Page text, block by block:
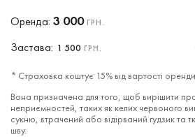
Оренда: 3 000ГРН.
Застава: 1 500 ГРН.
* Страховка коштує 15% від вартості
Вона призначена для того, щоб вирішити
неприємностей, таких як келих червоного
сукню, втрачений або відірваний гудзик та
шву.